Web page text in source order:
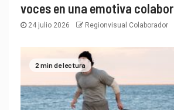
voces en una emotiva
24 julio 2026 Regionvisual Colaborador
2 min de lectura